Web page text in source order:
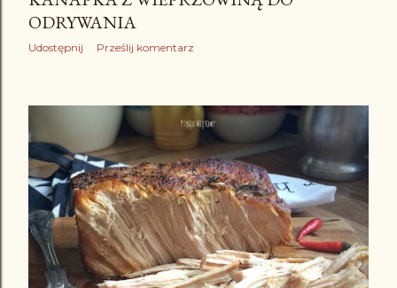
ODRYWANIA
Udostępnij Prześlij komentarz